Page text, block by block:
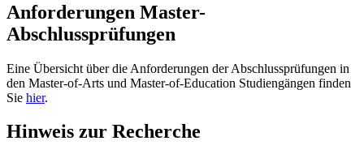
Anforderungen Master-
Abschlussprüfungen
Eine Übersicht über die Anforderungen der Abschlussprüfungen in
den Master-of-Arts und Master-of-Education Studiengängen finden
Sie hier.
Hinweis zur Recherche